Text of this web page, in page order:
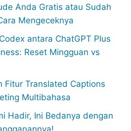
Anda Gratis atau Sudah
Mengeceknya
antara ChatGPT Plus
Reset Mingguan vs
Fitur Translated Captions
Multibahasa
Hadir, Ini Bedanya dengan